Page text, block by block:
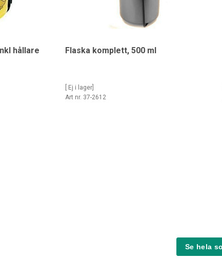
hållare Flaska komplett, 500 ml
[ Ej i lager]
Art nr. 37-2612
Se hela